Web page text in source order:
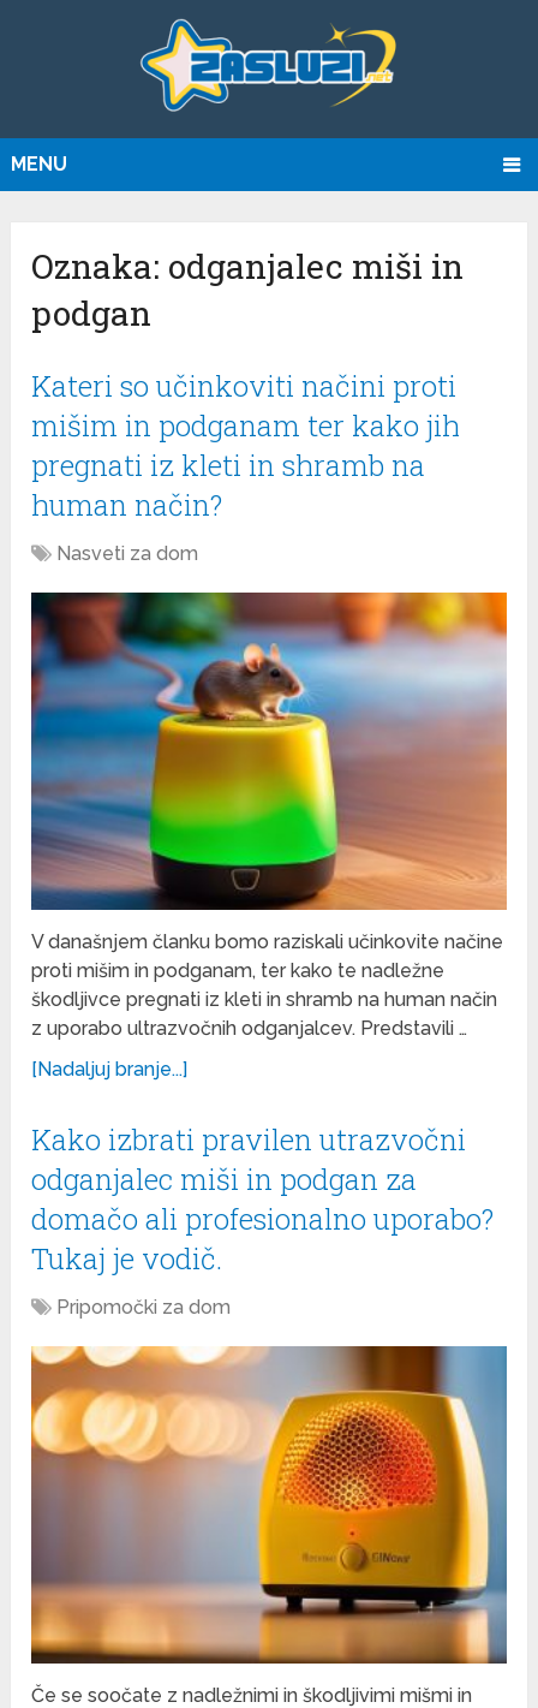
MENU
Oznaka: odganjalec miši in
podgan
Kateri so učinkoviti načini proti
mišim in podganam ter kako jih
pregnati iz kleti in shramb na
human način?
Nasveti za dom
V današnjem članku bomo raziskali učinkovite načine
proti mišim in podganam, ter kako te nadležne
škodljivce pregnati iz kleti in shramb na human način
z uporabo ultrazvočnih odganjalcev. Predstavili …
[Nadaljuj branje...]
Kako izbrati pravilen utrazvočni
odganjalec miši in podgan za
domačo ali profesionalno uporabo?
Tukaj je vodič.
Pripomočki za dom
Če se soočate z nadležnimi in škodljivimi mišmi in